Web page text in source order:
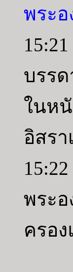
พระอ
บรร
ในห
อิสรา
พระ
ครอ